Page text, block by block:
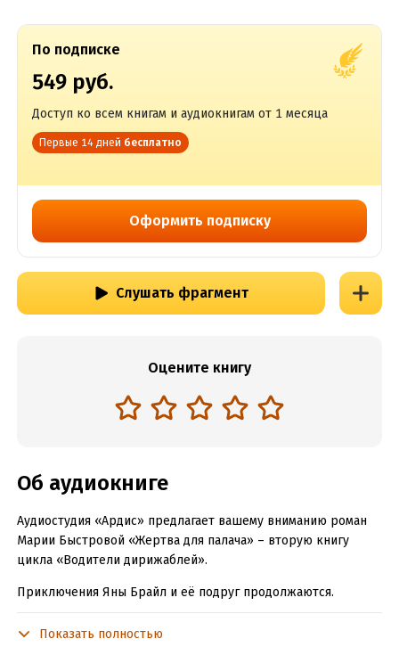
По подписке
549 руб.
Доступ ко всем книгам и аудиокнигам от 1 месяца
Первые 14 дней бесплатно
Оформить подписку
Слушать фрагмент
Оцените книгу
Об аудиокниге
Аудиостудия «Ардис» предлагает вашему вниманию роман
Марии Быстровой «Жертва для палача» – вторую книгу
цикла «Водители дирижаблей».
Приключения Яны Брайл и её подруг продолжаются.
обещает быть лёгким. А между тем в Регесторской империи
Показать полностью